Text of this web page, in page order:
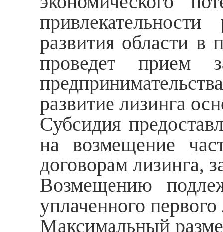
развития области в
проведет прием
развитие лизинга
Субсидия
на возмещение
договорам лизинга,
Возмещению
уплаченного
Максимальный